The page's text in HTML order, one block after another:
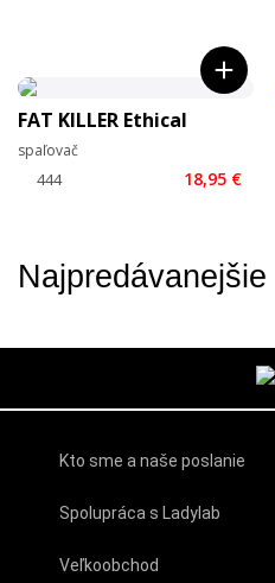
FAT KILLER Ethical
spaľovač
18,95 €
Kto sme a naše poslanie
Spolupráca s Ladylab
Veľkoobchod